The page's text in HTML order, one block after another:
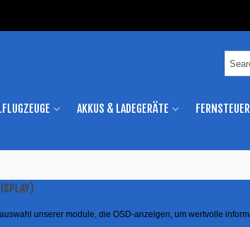
AKKUS & LADEGERÄTE
unserer module, die OSD-anzeigen, um wertvolle